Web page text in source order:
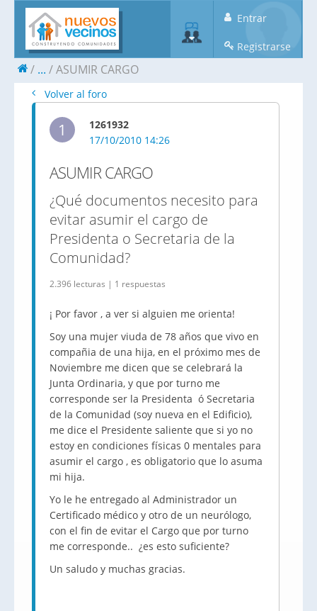
Entrar
Registrarse
... ASUMIR CARGO
Volver al foro
1
1261932
17/10/2010 14:26
ASUMIR CARGO
¿Qué documentos necesito para
evitar asumir el cargo de
Presidenta o Secretaria de la
Comunidad?
2.396 lecturas | 1 respuestas
¡ Por favor , a ver si alguien me orienta!
Soy una mujer viuda de 78 años que vivo en
compañia de una hija, en el próximo mes de
Noviembre me dicen que se celebrará la
Junta Ordinaria, y que por turno me
corresponde ser la Presidenta ó Secretaria
de la Comunidad (soy nueva en el Edificio),
me dice el Presidente saliente que si yo no
estoy en condiciones físicas 0 mentales para
asumir el cargo , es obligatorio que lo asuma
mi hija.
Yo le he entregado al Administrador un
Certificado médico y otro de un neurólogo,
con el fin de evitar el Cargo que por turno
me corresponde.. ¿es esto suficiente?
Un saludo y muchas gracias.